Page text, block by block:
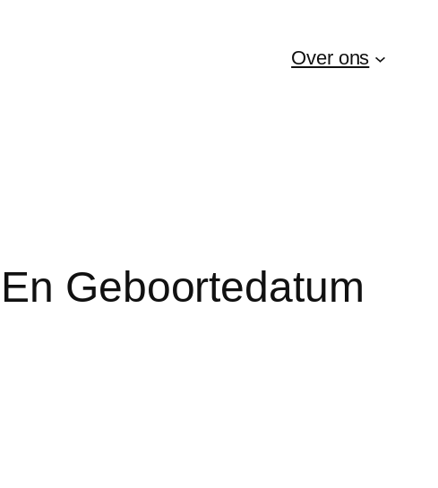
Over ons
Geboortedatum